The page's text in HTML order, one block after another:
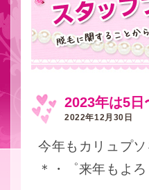
2023年は5日
2022年12月30日
今年もカリュプ
＊・゜来年もよ